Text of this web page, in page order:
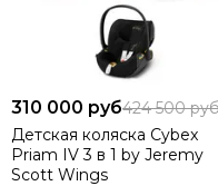
310 000 руб424 500
Детская коляска Cybex
Priam IV 3 в 1 by Jeremy
Scott Wings